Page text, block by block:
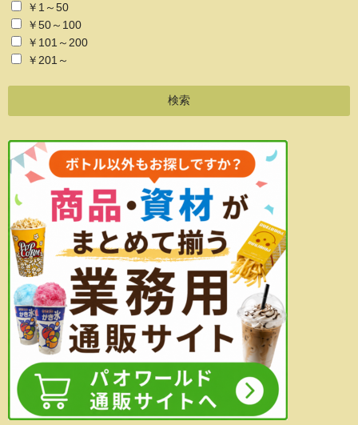
￥1～50
￥50～100
￥101～200
￥201～